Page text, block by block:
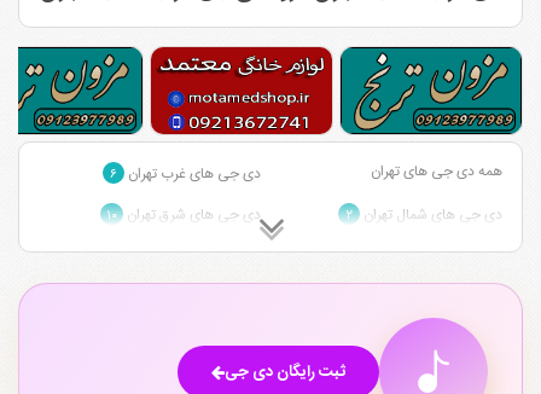
همه دی جی های تهران دی جی های غرب تهران ۶
دی جی های شمال تهران ۲ دی جی های شرق تهران ۱۰
دی جی های مرکز تهران ۲
ثبت رایگان دی جی